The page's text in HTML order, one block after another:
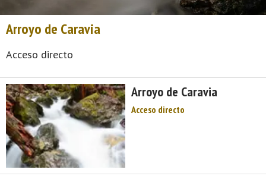
Arroyo de Caravia
Acceso directo
Arroyo de Caravia
Acceso directo